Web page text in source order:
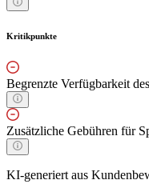
Kritikpunkte
Begrenzte Verfügbarkeit
Zusätzliche Gebühren für
KI-generiert aus